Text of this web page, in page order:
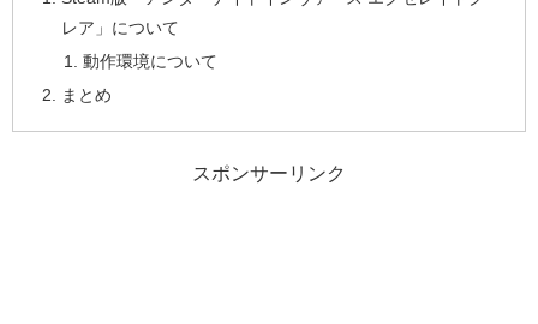
レア」について
動作環境について
まとめ
スポンサーリンク